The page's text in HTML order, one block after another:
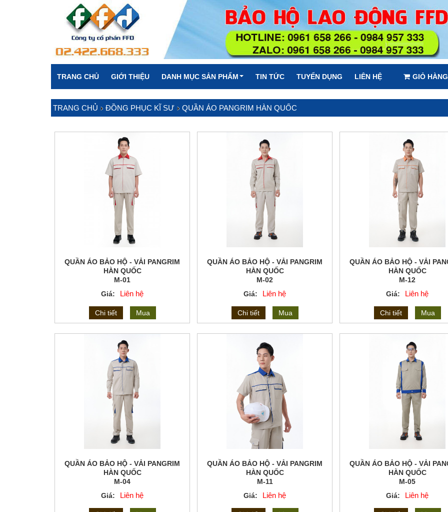
TRANG CHỦ GIỚI THIỆU DANH MỤC SẢN PHẨM TIN TỨC TUYỂN DỤNG LIÊN HỆ GIỎ HÀNG
TRANG CHỦ ĐỒNG PHỤC KĨ SƯ QUẦN ÁO PANGRIM HÀN QUỐC
QUẦN ÁO BẢO HỘ - VẢI PANGRIM
HÀN QUỐC
M-01
Giá:
Liên hệ
Chi tiết Mua
QUẦN ÁO BẢO HỘ - VẢI PANGRIM
HÀN QUỐC
M-02
Giá:
Liên hệ
Chi tiết Mua
QUẦN ÁO BẢO HỘ - VẢI
HÀN QUỐC
M-12
Giá:
Liên hệ
Chi tiết Mua
QUẦN ÁO BẢO HỘ - VẢI PANGRIM
HÀN QUỐC
M-04
Giá:
Liên hệ
QUẦN ÁO BẢO HỘ - VẢI PANGRIM
HÀN QUỐC
M-11
Giá:
Liên hệ
QUẦN ÁO BẢO HỘ - VẢI
HÀN QUỐC
M-05
Giá:
Liên hệ